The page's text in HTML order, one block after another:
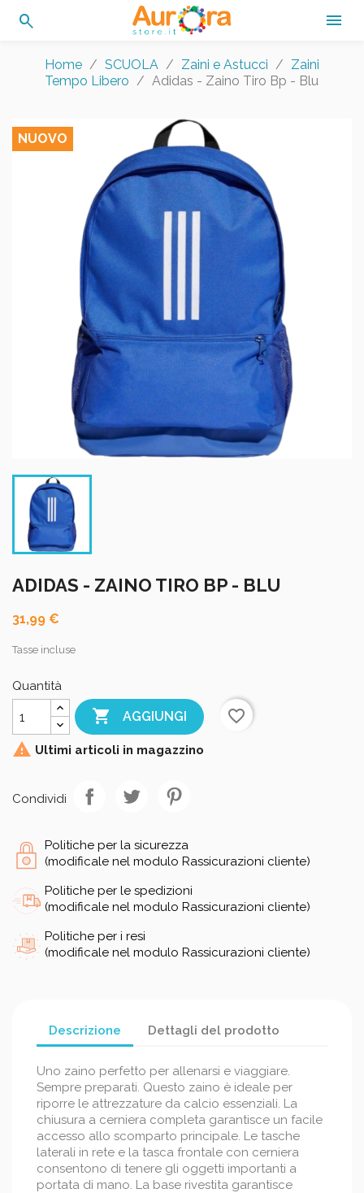
search 
Home SCUOLA Zaini e Astucci
Zaini
Tempo Libero
Adidas - Zaino Tiro Bp - Blu
NUOVO
ADIDAS - ZAINO TIRO BP - BLU
31,99 €
Tasse incluse
Quantità
 AGGIUNGI
favorite_border
 Ultimi articoli in magazzino
Condividi
Politiche per la sicurezza
(modificale nel modulo Rassicurazioni cliente)
Politiche per le spedizioni
(modificale nel modulo Rassicurazioni cliente)
Politiche per i resi
(modificale nel modulo Rassicurazioni cliente)
Descrizione Dettagli del prodotto
Uno zaino perfetto per allenarsi e viaggiare.
Sempre preparati. Questo zaino è ideale per
riporre le attrezzature da calcio essenziali. La
chiusura a cerniera completa garantisce un facile
accesso allo scomparto principale. Le tasche
laterali in rete e la tasca frontale con cerniera
consentono di tenere gli oggetti importanti a
portata di mano. La base rivestita garantisce